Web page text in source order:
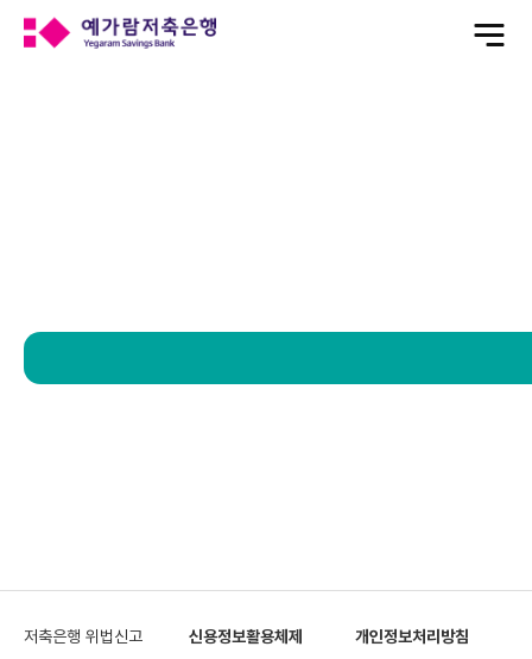
전
체
저축은행 위법신고 신용정보활용체제 개인정보처리방침